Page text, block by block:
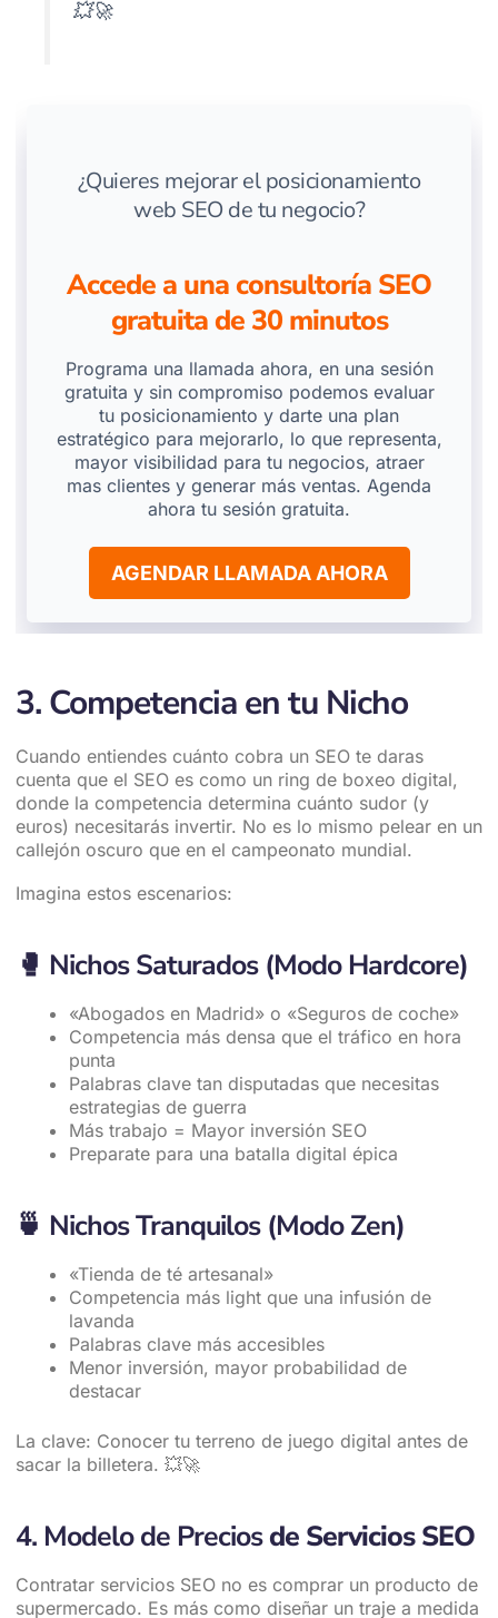
💥🚀
¿Quieres mejorar el posicionamiento
web SEO de tu negocio?
Accede a una consultoría SEO
gratuita de 30 minutos
Programa una llamada ahora, en una sesión
gratuita y sin compromiso podemos evaluar
tu posicionamiento y darte una plan
estratégico para mejorarlo, lo que representa,
mayor visibilidad para tu negocios, atraer
mas clientes y generar más ventas. Agenda
ahora tu sesión gratuita.
AGENDAR LLAMADA AHORA
3. Competencia en tu Nicho
Cuando entiendes cuánto cobra un SEO te daras
cuenta que el SEO es como un ring de boxeo digital,
donde la competencia determina cuánto sudor (y
euros) necesitarás invertir. No es lo mismo pelear en un
callejón oscuro que en el campeonato mundial.
Imagina estos escenarios:
🥊 Nichos Saturados (Modo Hardcore)
«Abogados en Madrid» o «Seguros de coche»
Competencia más densa que el tráfico en hora
punta
Palabras clave tan disputadas que necesitas
estrategias de guerra
Más trabajo = Mayor inversión SEO
Preparate para una batalla digital épica
🍵 Nichos Tranquilos (Modo Zen)
«Tienda de té artesanal»
Competencia más light que una infusión de
lavanda
Palabras clave más accesibles
Menor inversión, mayor probabilidad de
destacar
La clave: Conocer tu terreno de juego digital antes de
sacar la billetera. 💥🚀
4. Modelo de Preciosde Servicios SEO
Contratar servicios SEO no es comprar un producto de
supermercado. Es más como diseñar un traje a medida